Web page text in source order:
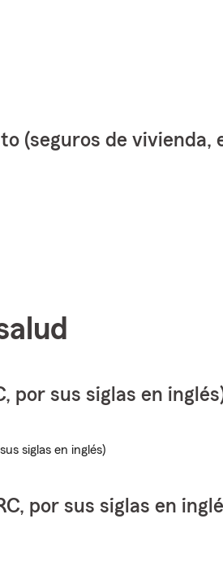
(seguros de
por sus siglas en
siglas en inglés)
por sus siglas en